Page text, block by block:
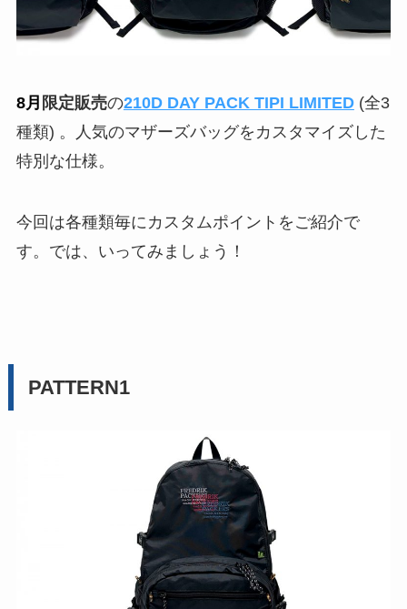
8月 限定販売の210D DAY PACK TIPI LIMITED(全3
種類) 。人気のマザーズバッグをカスタマイズした
特別な仕様。
今回は各種類毎にカスタムポイントをご紹介で
す。では、いってみましょう！
PATTERN1